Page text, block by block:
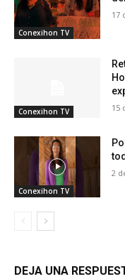
Conexihon TV
17
Conexihon TV 15
Conexihon TV
2
DEJA UNA